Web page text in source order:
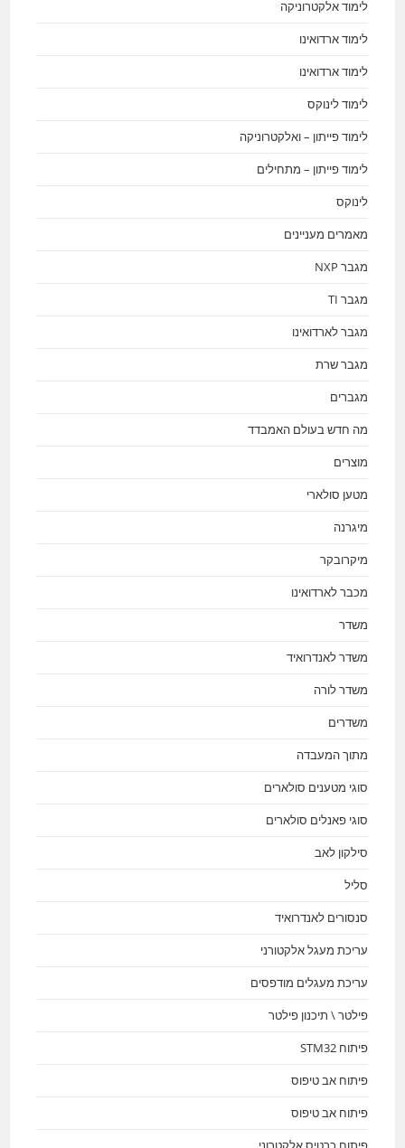
לימוד אלקטרוניקה
לימוד ארדואינו
לימוד ארדואינו
לימוד לינוקס
לימוד פייתון – ואלקטרוניקה
לימוד פייתון – מתחילים
לינוקס
מאמרים מעניינים
מגבר NXP
מגבר TI
מגבר לארדואינו
מגבר שרת
מגברים
מה חדש בעולם האמבדד
מוצרים
מטען סולארי
מיגרנה
מיקרובקר
מכבר לארדואינו
משדר
משדר לאנדרואיד
משדר לורה
משדרים
מתוך המעבדה
סוגי מטענים סולארים
סוגי פאנלים סולארים
סילקון לאב
סליל
סנסורים לאנדרואיד
עריכת מעגל אלקטורני
עריכת מעגלים מודפסים
פילטר \ תיכנון פילטר
פיתוח STM32
פיתוח אב טיפוס
פיתוח אב טיפוס